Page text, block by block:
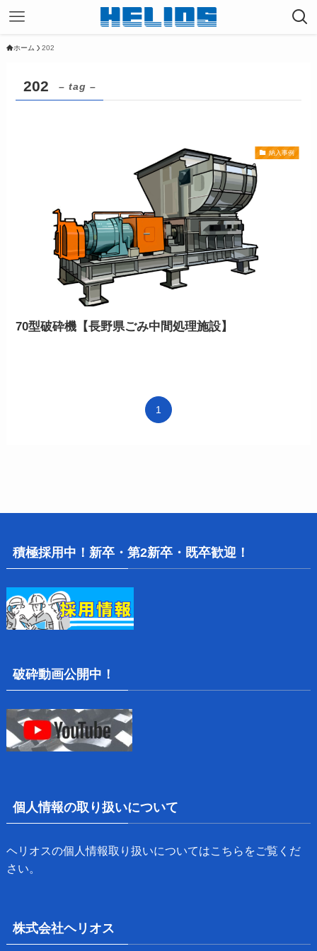
ホーム 202
202 – tag –
納入事例
70型破砕機【長野県ごみ中間処理施設】
1
積極採用中！新卒・第2新卒・既卒歓迎！
破砕動画公開中！
個人情報の取り扱いについて
ヘリオスの個人情報取り扱いについてはこちら をご覧くだ
さい。
株式会社ヘリオス